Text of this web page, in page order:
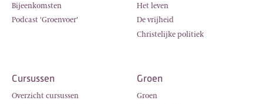
Bijeenkomsten
Podcast 'Groenvoer'
Het leven
De vrijheid
Christelijke politiek
Cursussen
Overzicht cursussen
Groen
Groen